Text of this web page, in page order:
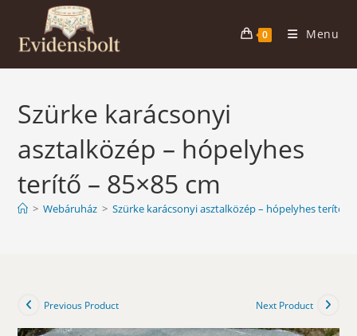
content
0 Menu
Szürke karácsonyi
asztalközép – hópelyhes
terítő – 85×85 cm
> Webáruház > Szürke karácsonyi asztalközép – hópelyhes terítő –
Previous Product Next Product